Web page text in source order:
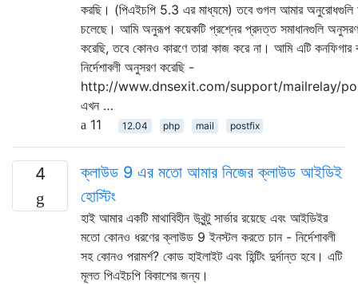
করছি। (পিএইচপি 5.3 এর মাধ্যমে) তবে গুগল আমার
চলেছে। আমি অনুরূপ কয়েকটি প্রশ্নের প্রদত্ত সমাধানগুলি অনুসরণ
করেছি, তবে কোনও কারণে তারা কাজ করে না। আমি এটি
নির্দেশাবলী অনুসরণ করেছি -
http://www.dnsexit.com/support/mailrelay/
এখন …
11
12.04 php mail postfix
4
ক্লাউড 9 এর মতো আমার নিজের ক্লাউড আইডিই
হোস্টিং
হাই আমার একটি মাথাবিহীন উবুন্টু সার্ভার রয়েছে এবং আইডিইর
মতো কোনও ধরণের ক্লাউড 9 ইনস্টল করতে চান - নির্দেশাবলী
সহ কোনও পরামর্শ? কোড হাইলাইট এবং হিন্টিং দুর্দান্ত হবে। এটি
মূলত পিএইচপি বিকাশের জন্য।